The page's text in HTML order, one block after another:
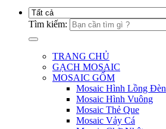
Tìm kiếm:
TRANG CHỦ
GẠCH MOSAIC
MOSAIC GỐM
Mosaic Hình Lồng Đèn
Mosaic Hình Vuông
Mosaic Thẻ Que
Mosaic Vảy Cá